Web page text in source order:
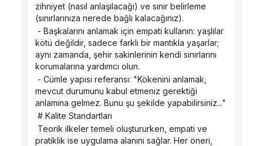
zihniyet (nasıl anlaşılacağı) ve sınır belirleme
(sınırlarınıza nerede bağlı kalacağınız).
kötü değildir, sadece farklı bir mantıkla yaşarlar;
aynı zamanda, şehir sakinlerinin kendi sınırlarını
korumalarına yardımcı olun.
mevcut durumunu kabul etmeniz gerektiği
anlamına gelmez. Bunu şu şekilde yapabilirsiniz..."
# Kalite Standartları
pratiklik ise uygulama alanını sağlar. Her öneri,